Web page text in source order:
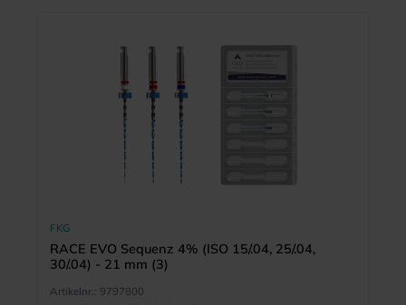
FKG
RACE EVO Sequenz 4% (ISO 15/.04, 25/.04,
30/.04) - 21 mm (3)
Artikelnr.: 9797800